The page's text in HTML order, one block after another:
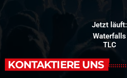
Jetzt läuft:
Waterfalls
TLC
KONTAKTIERE UNS